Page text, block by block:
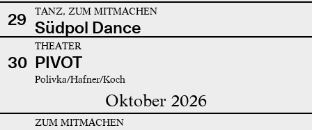
29 TANZ, ZUM MITMACHEN
Südpol Dance
30
THEATER
PIVOT
Polivka/Hafner/Koch
Oktober 2026
ZUM MITMACHEN